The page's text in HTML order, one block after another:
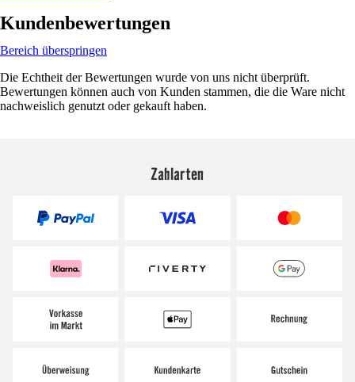
Kundenbewertungen
Bereich überspringen
Die Echtheit der Bewertungen wurde von uns nicht überprüft.
Bewertungen können auch von Kunden stammen, die die Ware nicht
nachweislich genutzt oder gekauft haben.
Zahlarten